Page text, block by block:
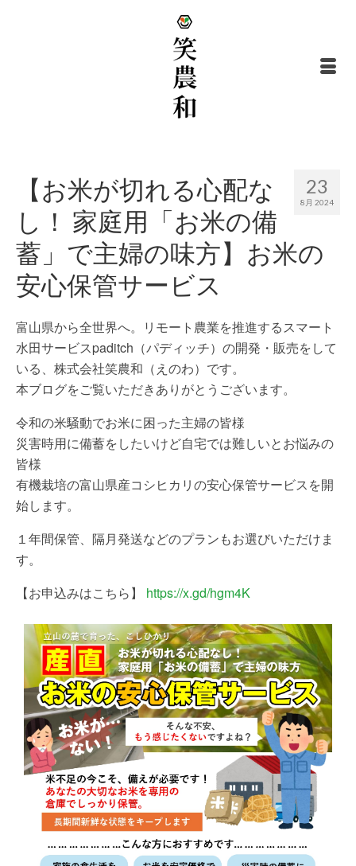
23
8月 2024
【お米が切れる心配な
し！ 家庭用「お米の備
蓄」で主婦の味方】お米の
安心保管サービス
富山県から全世界へ。リモート農業を推進するスマート
水田サービスpaditch（パディッチ）の開発・販売をして
いる、株式会社笑農和（えのわ）です。
本ブログをご覧いただきありがとうございます。
令和の米騒動でお米に困った主婦の皆様
災害時用に備蓄をしたいけど自宅では難しいとお悩みの
皆様
有機栽培の富山県産コシヒカリの安心保管サービスを開
始します。
１年間保管、隔月発送などのプランもお選びいただけま
す。
【お申込みはこちら】 https://x.gd/hgm4K